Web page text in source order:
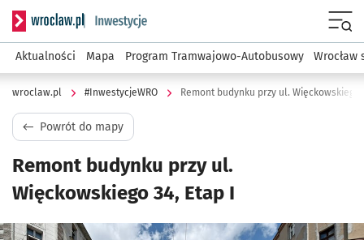
Serwis informacyjny wroclaw.pl podserwis:
Aktualności Mapa Program Tramwajowo-Autobusowy Wrocław
wroclaw.pl #InwestycjeWRO Remont budynku przy ul. Więckowskiego
Powrót do mapy
Remont budynku przy ul.
Więckowskiego 34, Etap I
Kliknij, aby powiększyć